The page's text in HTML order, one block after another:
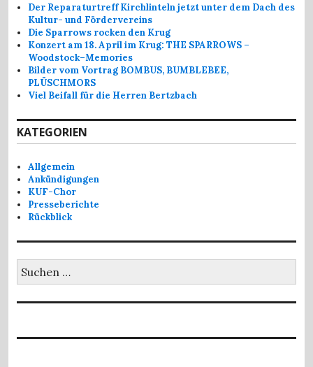
Der Reparaturtreff Kirchlinteln jetzt unter dem Dach des
Kultur- und Fördervereins
Die Sparrows rocken den Krug
Konzert am 18. April im Krug: THE SPARROWS –
Woodstock–Memories
Bilder vom Vortrag BOMBUS, BUMBLEBEE,
PLÜSCHMORS
Viel Beifall für die Herren Bertzbach
KATEGORIEN
Allgemein
Ankündigungen
KUF-Chor
Presseberichte
Rückblick
nach: